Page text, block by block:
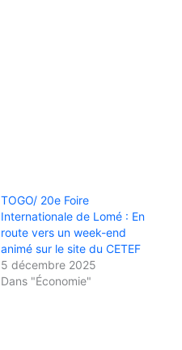
TOGO/ 20e Foire
Internationale de Lomé : En
route vers un week-end
animé sur le site du CETEF
5 décembre 2025
Dans "Économie"